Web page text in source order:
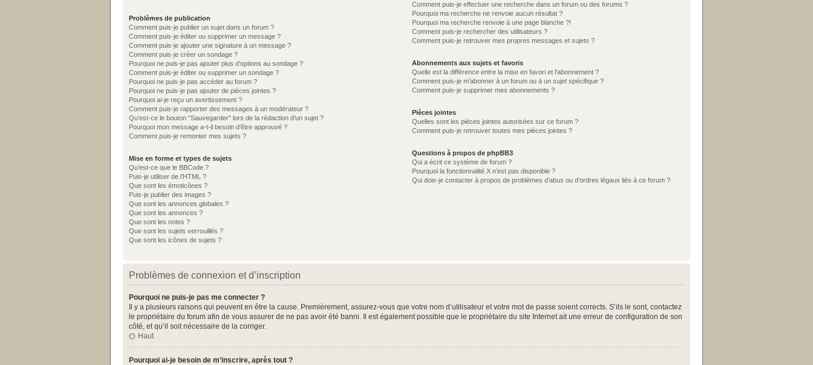
Problèmes de publication
Comment puis-je publier un sujet dans un forum ?
Comment puis-je éditer ou supprimer un message ?
Comment puis-je ajouter une signature à un message ?
Comment puis-je créer un sondage ?
Pourquoi ne puis-je pas ajouter plus d’options au sondage ?
Comment puis-je éditer ou supprimer un sondage ?
Pourquoi ne puis-je pas accéder au forum ?
Pourquoi ne puis-je pas ajouter de pièces jointes ?
Pourquoi ai-je reçu un avertissement ?
Comment puis-je rapporter des messages à un modérateur ?
Qu’est-ce le bouton “Sauvegarder” lors de la rédaction d’un sujet ?
Pourquoi mon message a-t-il besoin d’être approuvé ?
Comment puis-je remonter mes sujets ?
Mise en forme et types de sujets
Qu’est-ce que le BBCode ?
Puis-je utiliser de l’HTML ?
Que sont les émoticônes ?
Puis-je publier des images ?
Que sont les annonces globales ?
Que sont les annonces ?
Que sont les notes ?
Que sont les sujets verrouillés ?
Que sont les icônes de sujets ?
Comment puis-je effectuer une recherche dans un forum ou des forums ?
Pourquoi ma recherche ne renvoie aucun résultat ?
Pourquoi ma recherche renvoie à une page blanche ?!
Comment puis-je rechercher des utilisateurs ?
Comment puis-je retrouver mes propres messages et sujets ?
Abonnements aux sujets et favoris
Quelle est la différence entre la mise en favori et l’abonnement ?
Comment puis-je m’abonner à un forum ou à un sujet spécifique ?
Comment puis-je supprimer mes abonnements ?
Pièces jointes
Quelles sont les pièces jointes autorisées sur ce forum ?
Comment puis-je retrouver toutes mes pièces jointes ?
Questions à propos de phpBB3
Qui a écrit ce système de forum ?
Pourquoi la fonctionnalité X n’est pas disponible ?
Qui dois-je contacter à propos de problèmes d’abus ou d’ordres légaux liés à ce forum ?
Problèmes de connexion et d’inscription
Pourquoi ne puis-je pas me connecter ?
Il y a plusieurs raisons qui peuvent en être la cause. Premièrement, assurez-vous que votre nom d’utilisateur et votre mot de passe soient corrects. S’ils le sont, contactez
le propriétaire du forum afin de vous assurer de ne pas avoir été banni. Il est également possible que le propriétaire du site Internet ait une erreur de configuration de son
côté, et qu’il soit nécessaire de la corriger.
Haut
Pourquoi ai-je besoin de m’inscrire, après tout ?